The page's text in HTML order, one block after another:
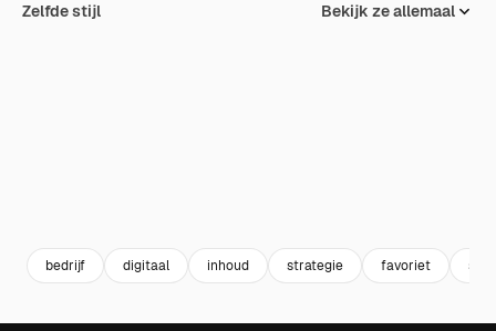
Zelfde stijl Bekijk ze allemaal
bedrijf digitaal inhoud strategie favoriet